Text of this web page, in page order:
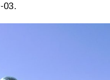
03.